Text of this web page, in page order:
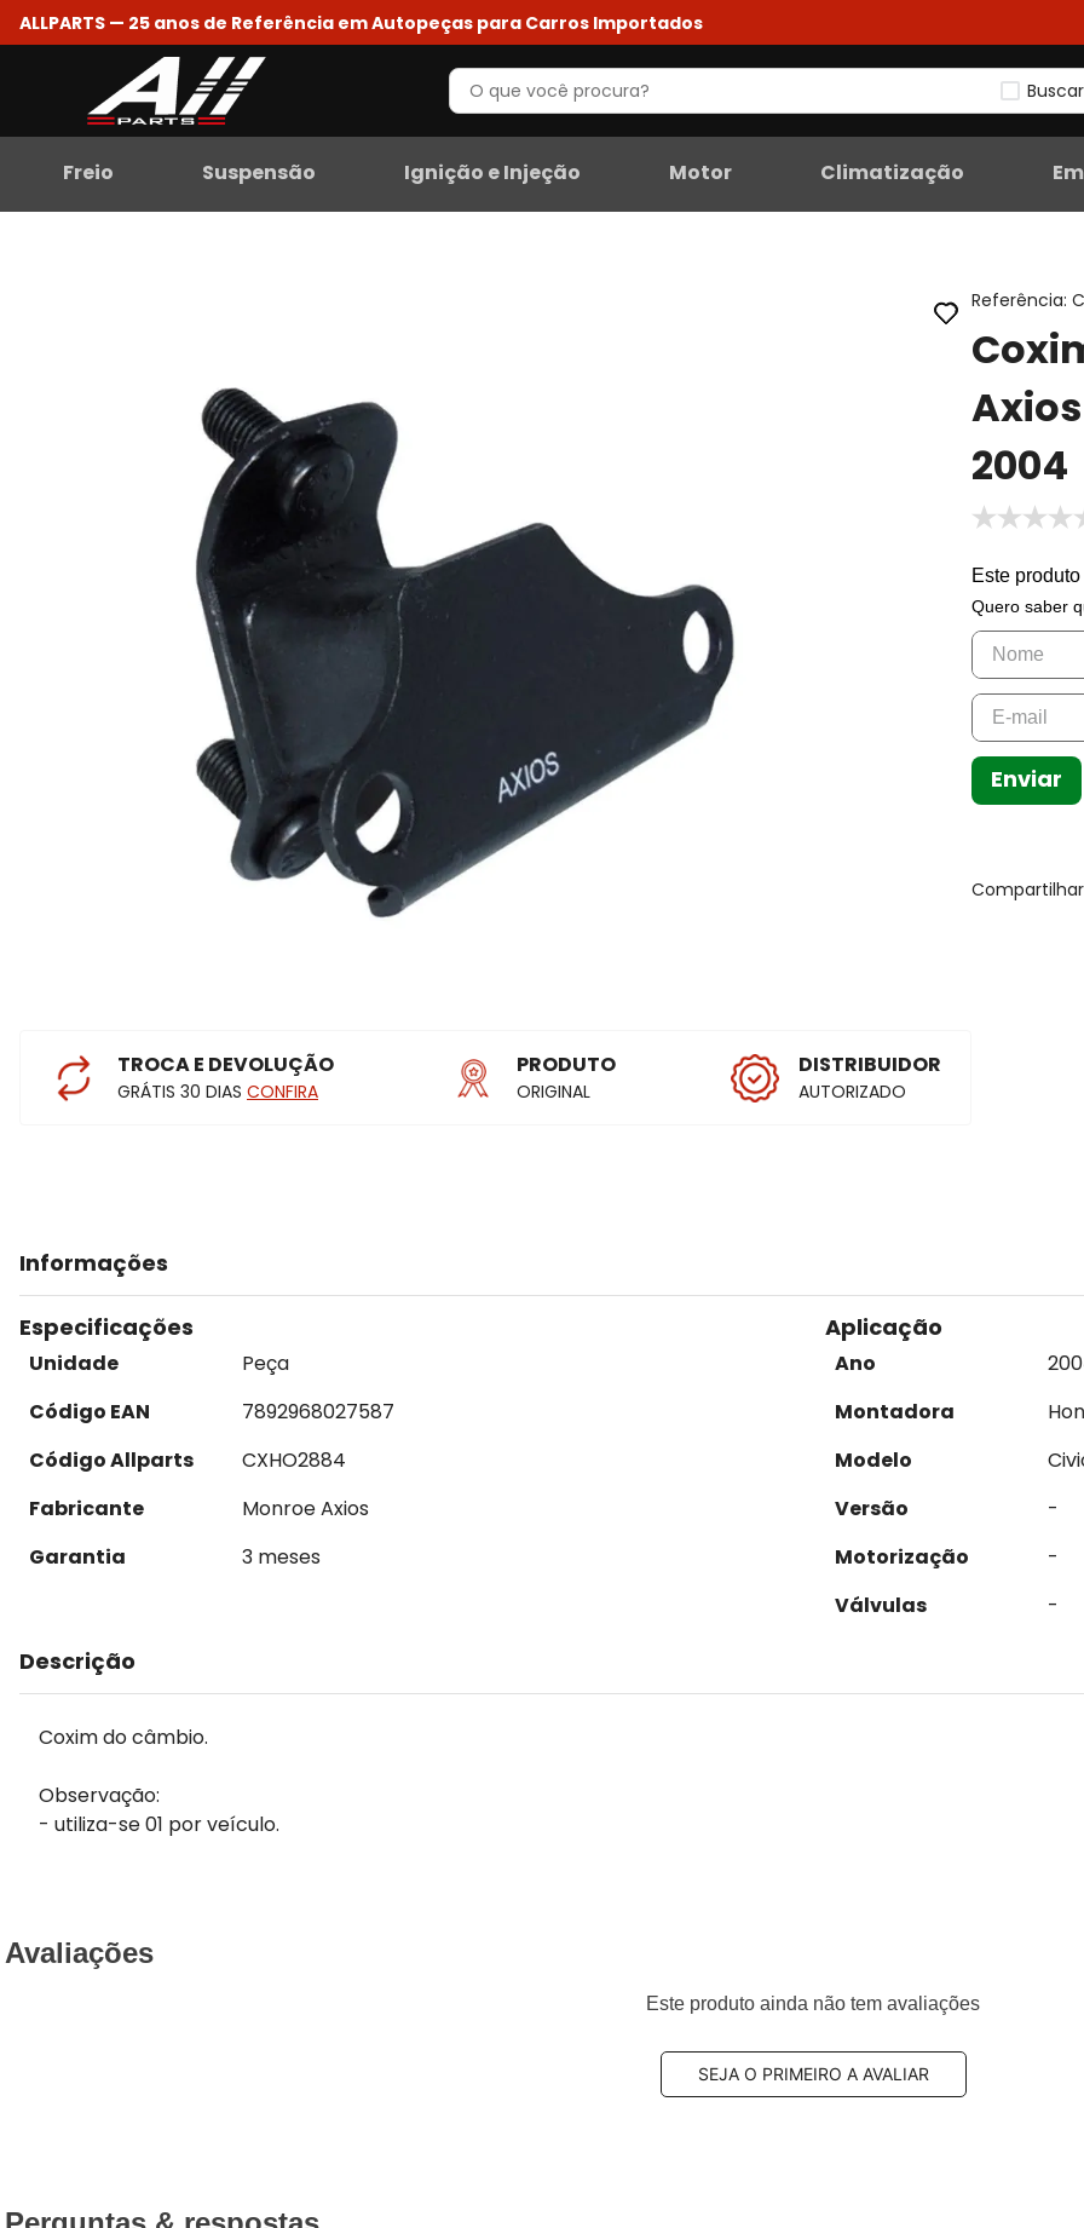
ALLPARTS — 25 anos de Referência em Autopeças para Carros Importados
Freio Suspensão Ignição e Injeção Motor Climatização
TROCA E DEVOLUÇÃO
GRÁTIS 30 DIAS CONFIRA
PRODUTO
ORIGINAL
DISTRIBUIDOR
AUTORIZADO
Referência:
2004
Este
Quero saber
Enviar
Compartilhar
Informações
Especificações
Unidade
Peça
Código EAN
7892968027587
Código Allparts
CXHO2884
Fabricante
Monroe Axios
Garantia
3 meses
Aplicação
Ano
Montadora
Modelo
Versão
-
Motorização
-
Válvulas
-
Descrição
Coxim do câmbio.
Observação:
- utiliza-se 01 por veículo.
Avaliações
Este produto ainda não tem avaliações
SEJA O PRIMEIRO A AVALIAR